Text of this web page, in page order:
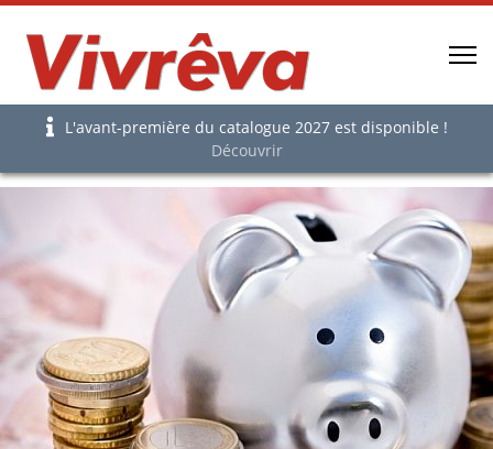
L'avant-première du catalogue 2027 est disponible !
Découvrir